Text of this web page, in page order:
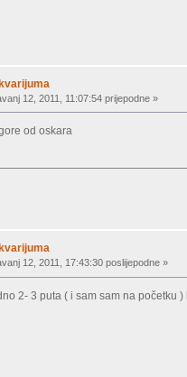
12, 2011, 11:07:54 prijepodne »
od oskara
12, 2011, 17:43:30 poslijepodne »
2- 3 puta ( i sam sam na početku